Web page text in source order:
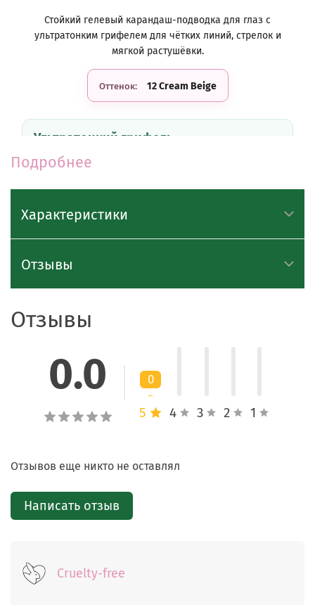
Стойкий гелевый карандаш-подводка для глаз с
ультратонким грифелем для чётких линий, стрелок и
мягкой растушёвки.
Оттенок: 12 Cream Beige
Ультратонкий грифель
Грифель 3 мм помогает аккуратно прорисовывать
межресничную линию, тонкие стрелки и небольшие
акценты в макияже глаз.
наносится без давления и обеспечивает
Стойкая фиксация
макияжа в течение многих часов.
линии роста ресниц от внутреннего уголка глаза
Для более выразительной линии наслаивайте
средство до нужной интенсивности.
После использования плотно закройте карандаш
Подробнее
Характеристики
Отзывы
Отзывы
0.0 0
5 4 3 2 1
Отзывов еще никто не оставлял
Написать отзыв
Cruelty-free